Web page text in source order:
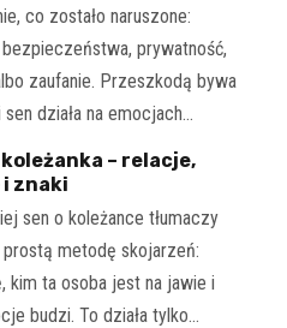
co zostało naruszone:
prywatność,
zaufanie. Przeszkodą bywa
działa na emocjach…
– relacje,
i znaki
sen o koleżance tłumaczy
metodę skojarzeń:
kim ta osoba jest na jawie i
budzi. To działa tylko…